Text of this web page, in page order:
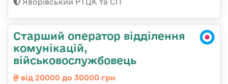
Яворівський РТЦК та СП
Старший оператор відділення
комунікацій,
військовослужбовець
від 20000 до 30000 грн